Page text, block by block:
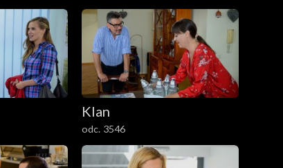
Klan
odc. 3546